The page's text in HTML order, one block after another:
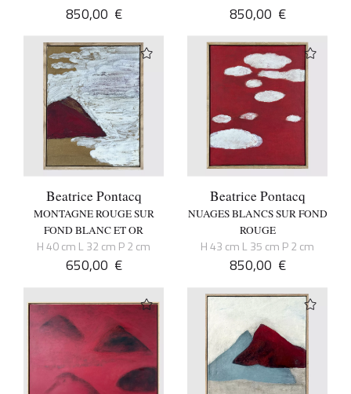
850,00 € 850,00 €
Beatrice Pontacq
MONTAGNE ROUGE SUR
FOND BLANC ET OR
H 40 cm L 32 cm P 2 cm
650,00 €
Beatrice Pontacq
NUAGES BLANCS SUR FOND
ROUGE
H 43 cm L 35 cm P 2 cm
850,00 €